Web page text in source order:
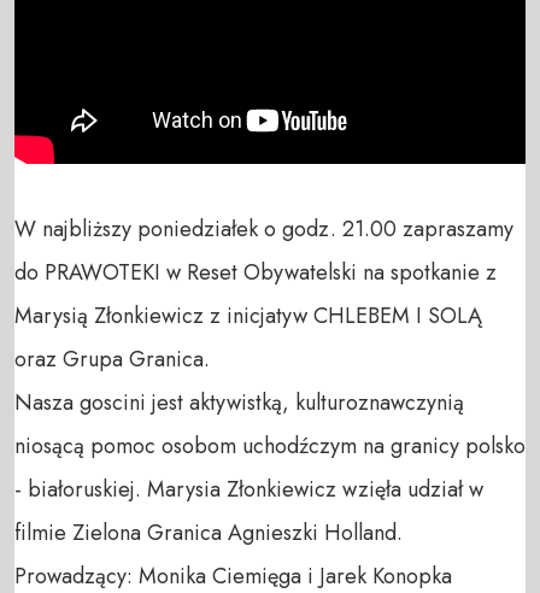
W najbliższy poniedziałek o godz. 21.00 zapraszamy
do PRAWOTEKI w Reset Obywatelski na spotkanie z
Marysią Złonkiewicz z inicjatyw CHLEBEM I SOLĄ
oraz Grupa Granica.
Nasza goscini jest aktywistką, kulturoznawczynią
niosącą pomoc osobom uchodźczym na granicy polsko
- białoruskiej. Marysia Złonkiewicz wzięła udział w
filmie Zielona Granica Agnieszki Holland.
Prowadzący: Monika Ciemięga i Jarek Konopka